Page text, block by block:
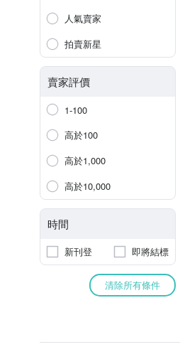
人氣賣家
拍賣新星
賣家評價
1-100
高於100
高於1,000
高於10,000
時間
新刊登 即將結標
清除所有條件